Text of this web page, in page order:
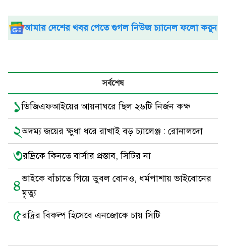
আমার দেশের খবর পেতে গুগল নিউজ চ্যানেল ফলো করুন
সর্বশেষ
১ডিজিএফআইয়ের আয়নাঘরে ছিল ২৬টি নির্জন কক্ষ
২অদম্য জয়ের ক্ষুধা ধরে রাখাই বড় চ্যালেঞ্জ : রোনালদো
৩রদ্রিকে কিনতে বার্সার প্রস্তাব, সিটির না
৪ভাইকে বাঁচাতে গিয়ে ডুবল বোনও, ধর্মপাশায় ভাইবোনের
মৃত্যু
৫রদ্রির বিকল্প হিসেবে এনজোকে চায় সিটি